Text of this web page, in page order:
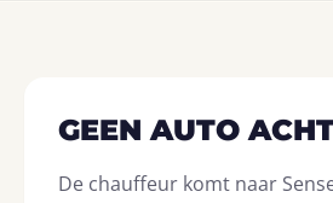
GEEN AUTO
De chauffeur komt naar